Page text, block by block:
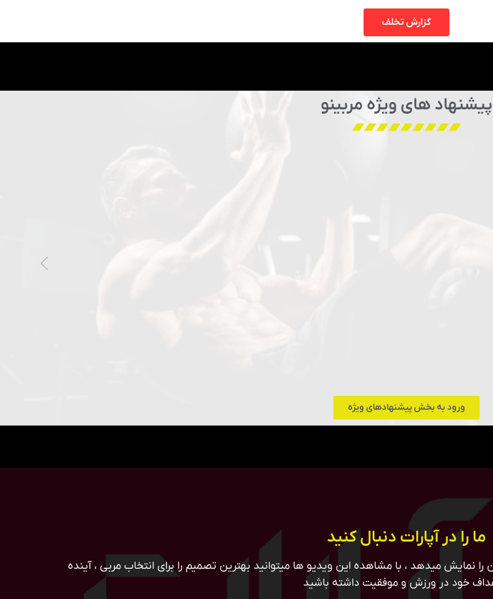
گزارش تخلف
پیشنهاد های ویژه مربینو
ورود به بخش پیشنهادهای ویژه
ما را در آپارات دنبال کنید
را نمایش میدهد ، با مشاهده این ویدیو ها میتوانید بهترین تصمیم را برای انتخاب مربی ، آینده
خود در ورزش و موفقیت داشته باشید